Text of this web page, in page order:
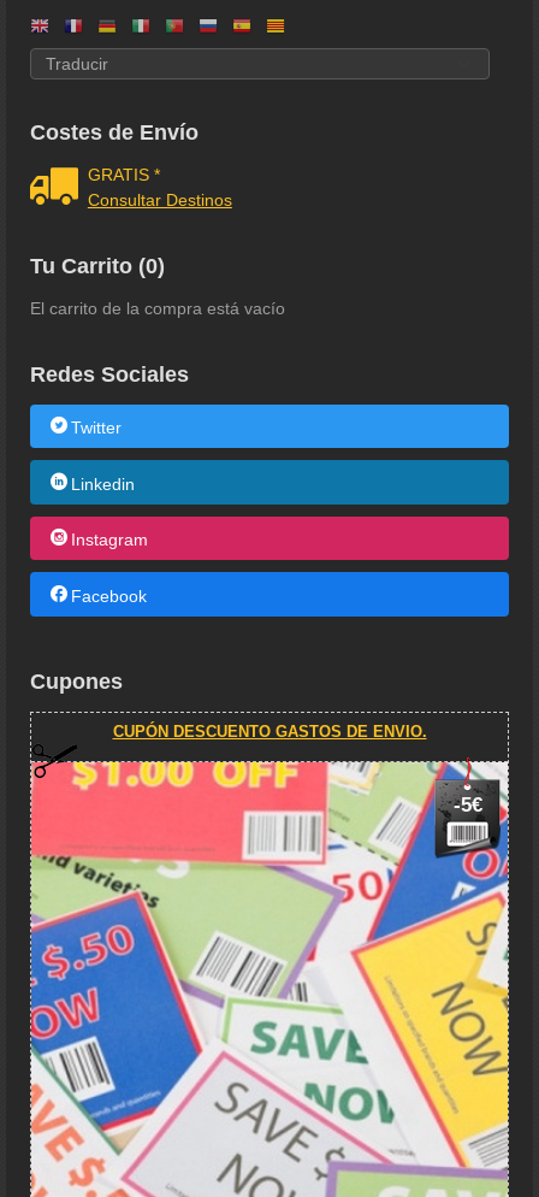
Costes de Envío
GRATIS *
Consultar Destinos
Tu Carrito (0)
El carrito de la compra está vacío
Redes Sociales
Twitter
Linkedin
Instagram
Facebook
Cupones
CUPÓN DESCUENTO GASTOS DE ENVIO.
-5€